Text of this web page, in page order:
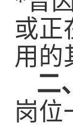
或正
用的
二
岗位